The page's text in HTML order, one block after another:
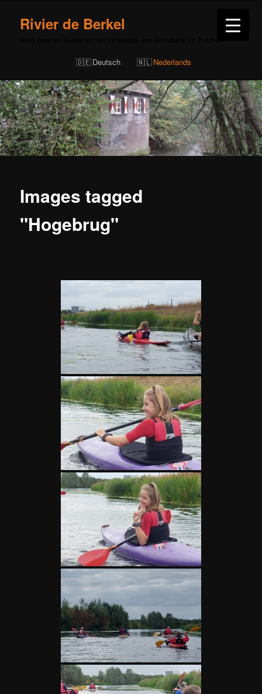
Rivier de Berkel
Deutsch Nederlands
Images tagged
"Hogebrug"